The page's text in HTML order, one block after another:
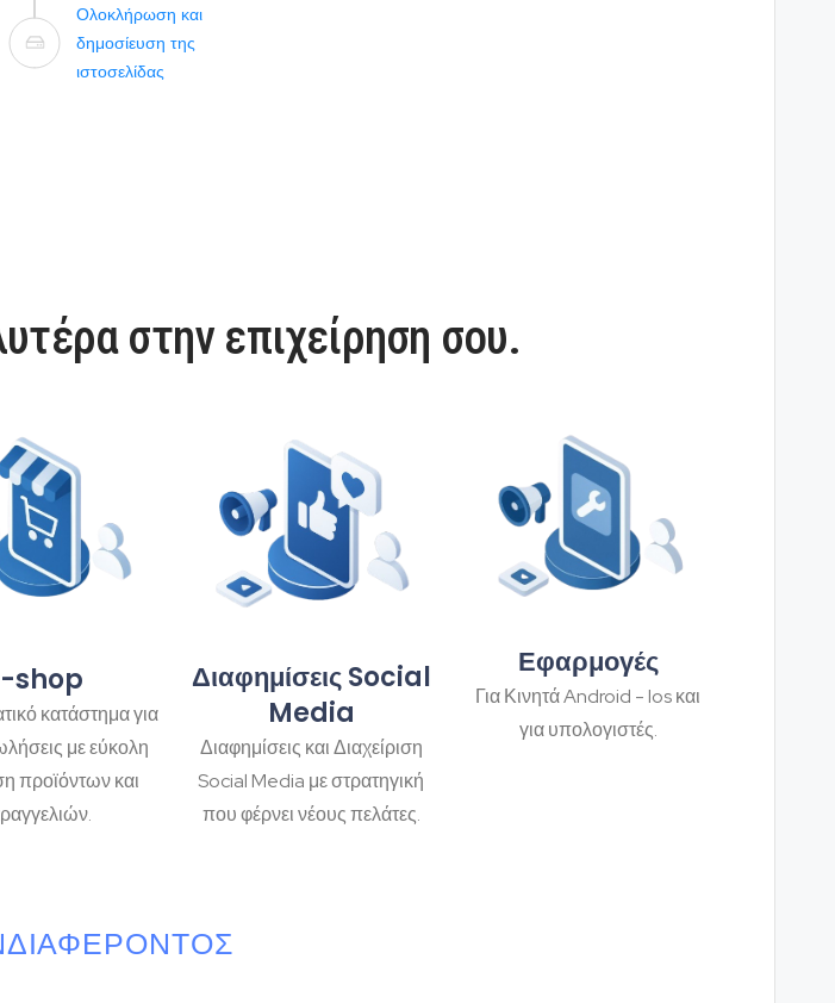
Ολοκλήρωση και
δημοσίευση της
ιστοσελίδας
στην επιχείρηση σου.
shop
κατάστημα για
με εύκολη
προϊόντων και
Διαφημίσεις Social
Media
Διαφημίσεις και Διαχείριση
Social Media με στρατηγική
που φέρνει νέους πελάτες.
Εφαρμογές
Για Κινητά Android - Ios και
για υπολογιστές.